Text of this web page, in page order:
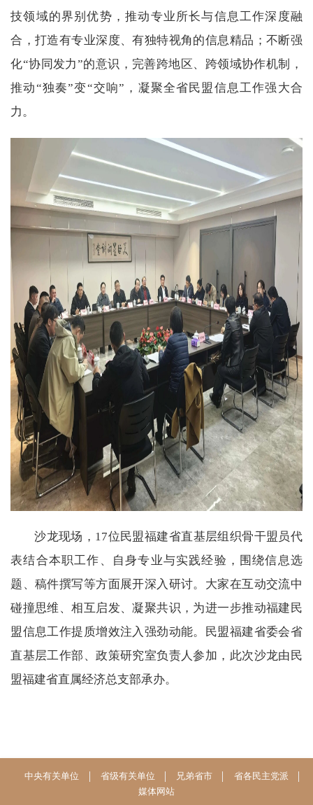
技领域的界别优势，推动专业所长与信息工作深度融
合，打造有专业深度、有独特视角的信息精品；不断强
化“协同发力”的意识，完善跨地区、跨领域协作机制，
推动“独奏”变“交响”，凝聚全省民盟信息工作强大合
力。
沙龙现场，17位民盟福建省直基层组织骨干盟员代
表结合本职工作、自身专业与实践经验，围绕信息选
题、稿件撰写等方面展开深入研讨。大家在互动交流中
碰撞思维、相互启发、凝聚共识，为进一步推动福建民
盟信息工作提质增效注入强劲动能。民盟福建省委会省
直基层工作部、政策研究室负责人参加，此次沙龙由民
盟福建省直属经济总支部承办。
中央有关单位 省级有关单位 兄弟省市
省各民主党派
媒体网站